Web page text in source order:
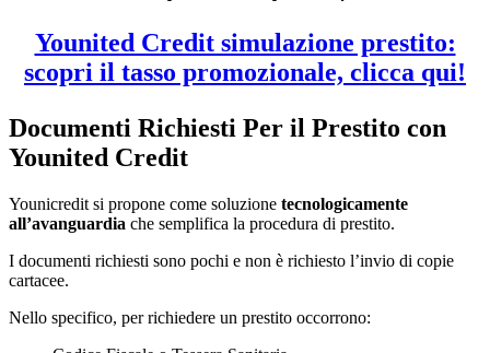
Younited Credit simulazione prestito:
scopri il tasso promozionale, clicca qui!
Documenti Richiesti Per il Prestito con
Younited Credit
Younicredit si propone come soluzione tecnologicamente
all’avanguardia che semplifica la procedura di prestito.
I documenti richiesti sono pochi e non è richiesto l’invio di copie
cartacee.
Nello specifico, per richiedere un prestito occorrono: